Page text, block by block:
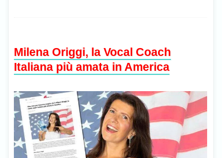
Milena Origgi, la Vocal Coach
Italiana più amata in America